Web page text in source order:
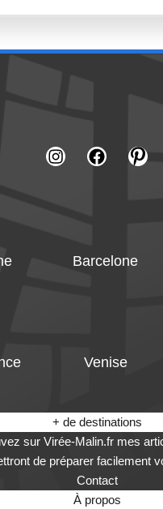
Barcelone
Venise
+ de destinations
sur Virée-Malin.fr mes
de préparer facilement
Contact
À propos